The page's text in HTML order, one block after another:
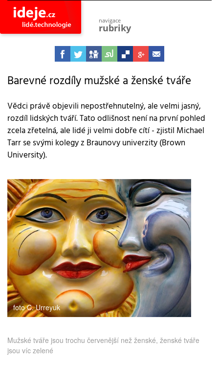
navigace
rubriky
astro
vesmír
projekty
společnost
objevy
vynálezy
planeta
přiroda
tajemství
firmy
zdraví
medicína
Barevné rozdíly mužské a ženské tváře
Vědci právě objevili nepostřehnutelný, ale velmi jasný,
rozdíl lidských tváří. Tato odlišnost není na první pohled
zcela zřetelná, ale lidé ji velmi dobře cítí - zjistil Michael
Tarr se svými kolegy z Braunovy univerzity (Brown
University).
foto C. Urreyuk
Mužské tváře jsou trochu červenější než ženské, ženské tváře
jsou víc zelené